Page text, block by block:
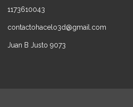
1173610043
contactohacelo3d@gmail.com
Juan B Justo 9073